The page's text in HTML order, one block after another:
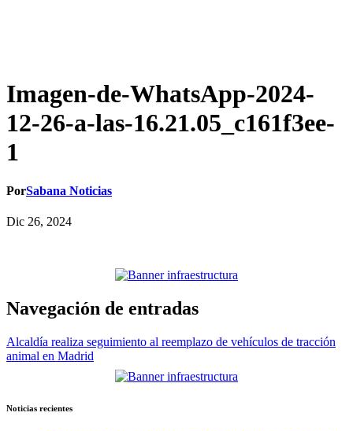
Imagen-de-WhatsApp-2024-
12-26-a-las-16.21.05_c161f3ee-
1
PorSabana Noticias
Dic 26, 2024
Navegación de entradas
Alcaldía realiza seguimiento al reemplazo de vehículos de tracción
animal en Madrid
Noticias recientes